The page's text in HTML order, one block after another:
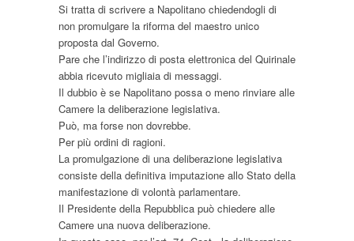
Si tratta di scrivere a Napolitano chiedendogli di
non promulgare la riforma del maestro unico
proposta dal Governo.
Pare che l’indirizzo di posta elettronica del Quirinale
abbia ricevuto migliaia di messaggi.
Il dubbio è se Napolitano possa o meno rinviare alle
Camere la deliberazione legislativa.
Può, ma forse non dovrebbe.
Per più ordini di ragioni.
La promulgazione di una deliberazione legislativa
consiste della definitiva imputazione allo Stato della
manifestazione di volontà parlamentare.
Il Presidente della Repubblica può chiedere alle
Camere una nuova deliberazione.